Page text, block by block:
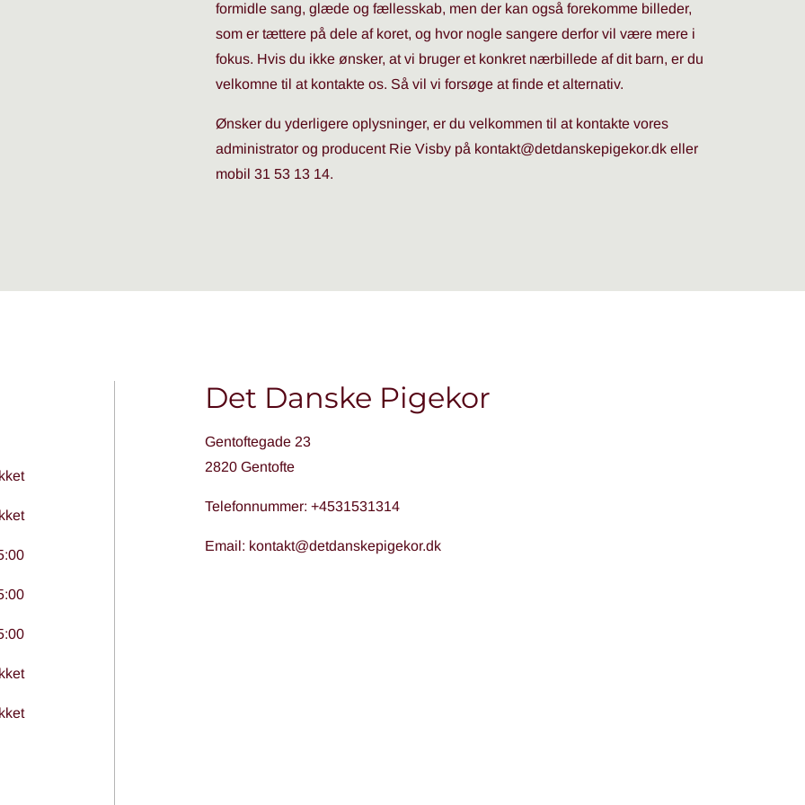
formidle sang, glæde og fællesskab, men der kan også forekomme billeder,
som er tættere på dele af koret, og hvor nogle sangere derfor vil være mere i
fokus. Hvis du ikke ønsker, at vi bruger et konkret nærbillede af dit barn, er du
velkomne til at kontakte os. Så vil vi forsøge at finde et alternativ.
Ønsker du yderligere oplysninger, er du velkommen til at kontakte vores
administrator og producent Rie Visby på kontakt@detdanskepigekor.dk eller
mobil 31 53 13 14.
Det Danske Pigekor
Gentoftegade 23
2820 Gentofte
Telefonnummer: +4531531314
Email: kontakt@detdanskepigekor.dk